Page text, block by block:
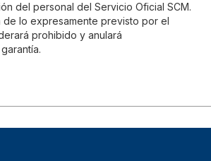
del personal del Servicio Oficial SCM.
de lo expresamente previsto por el
prohibido y anulará